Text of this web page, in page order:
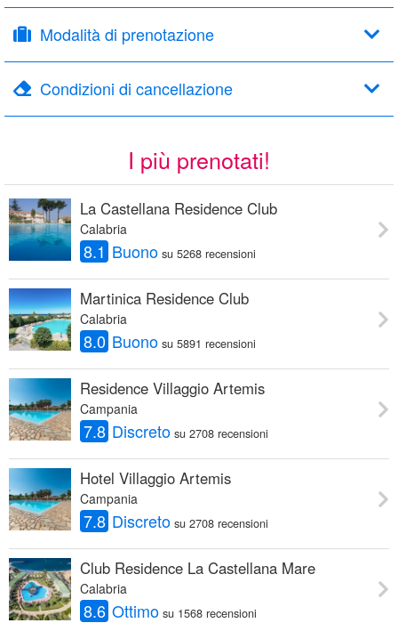
Modalità di prenotazione
Condizioni di cancellazione
I più prenotati!
La Castellana Residence Club
Calabria
8.1 Buono su 5268 recensioni
Martinica Residence Club
Calabria
8.0 Buono su 5891 recensioni
Residence Villaggio Artemis
Campania
7.8 Discreto su 2708 recensioni
Hotel Villaggio Artemis
Campania
7.8 Discreto su 2708 recensioni
Club Residence La Castellana Mare
Calabria
8.6 Ottimo su 1568 recensioni